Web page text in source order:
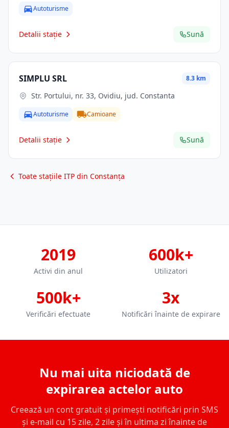
Autoturisme
Detalii stație Sună
SIMPLU SRL 8.3 km
Str. Portului, nr. 33, Ovidiu, jud. Constanta
Autoturisme Camioane
Detalii stație Sună
Toate stațiile ITP din Constanța
2019
Activi din anul
600k+
Utilizatori
500k+
Verificări efectuate
3x
Notificări înainte de expirare
Nu mai uita niciodată de
expirarea actelor auto
Creează un cont gratuit și primești notificări prin SMS
și e-mail cu 15 zile, 2 zile și în ultima zi înainte de